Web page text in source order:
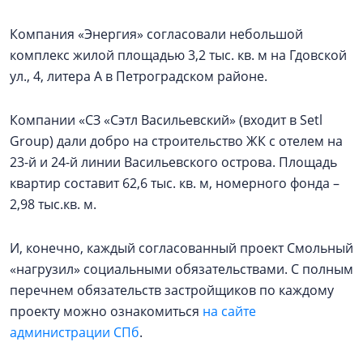
Компания «Энергия» согласовали небольшой
комплекс жилой площадью 3,2 тыс. кв. м на Гдовской
ул., 4, литера А в Петроградском районе.
Компании «СЗ «Сэтл Васильевский» (входит в Setl
Group) дали добро на строительство ЖК с отелем на
23-й и 24-й линии Васильевского острова. Площадь
квартир составит 62,6 тыс. кв. м, номерного фонда –
2,98 тыс.кв. м.
И, конечно, каждый согласованный проект Смольный
«нагрузил» социальными обязательствами. С полным
перечнем обязательств застройщиков по каждому
проекту можно ознакомиться на сайте
администрации СПб.